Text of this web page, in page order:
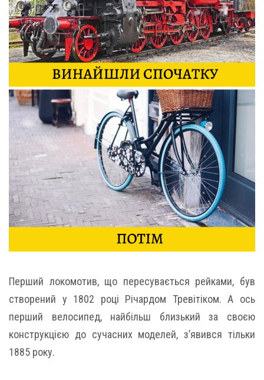
Перший локомотив, що пересувається рейками, був
створений у 1802 році Річардом Тревітіком. А ось
перший велосипед, найбільш близький за своєю
конструкцією до сучасних моделей, з’явився тільки
1885 року.